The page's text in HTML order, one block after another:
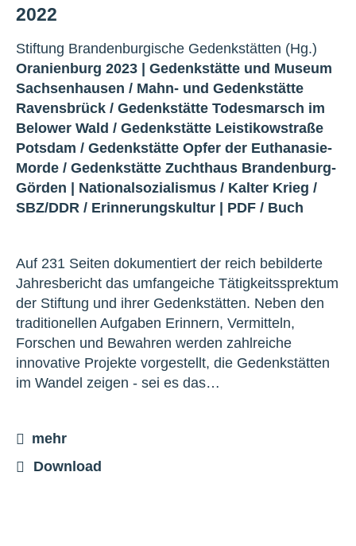
2022
Stiftung Brandenburgische Gedenkstätten (Hg.)
Oranienburg 2023 | Gedenkstätte und Museum
Sachsenhausen / Mahn- und Gedenkstätte
Ravensbrück / Gedenkstätte Todesmarsch im
Belower Wald / Gedenkstätte Leistikowstraße
Potsdam / Gedenkstätte Opfer der Euthanasie-
Morde / Gedenkstätte Zuchthaus Brandenburg-
Görden
Nationalsozialismus / Kalter Krieg /
SBZ/DDR / Erinnerungskultur PDF / Buch
Auf 231 Seiten dokumentiert der reich bebilderte
Jahresbericht das umfangeiche Tätigkeitssprektum
der Stiftung und ihrer Gedenkstätten. Neben den
traditionellen Aufgaben Erinnern, Vermitteln,
Forschen und Bewahren werden zahlreiche
innovative Projekte vorgestellt, die Gedenkstätten
im Wandel zeigen - sei es das…
mehr
Download